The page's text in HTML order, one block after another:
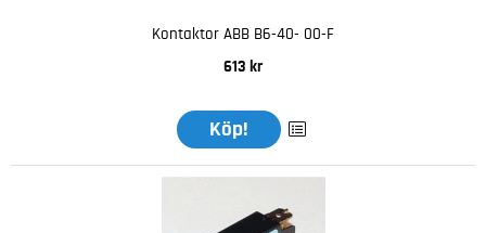
Kontaktor ABB B6-40- 00-F
613 kr
Köp!